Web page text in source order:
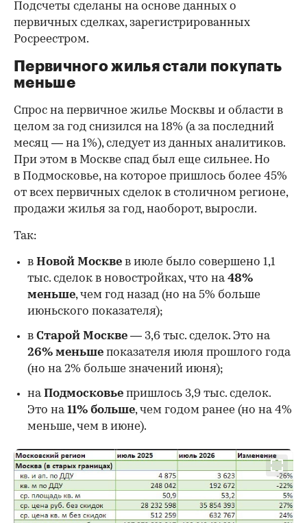
Подсчеты сделаны на основе данных о
первичных сделках, зарегистрированных
Росреестром.
Первичного жилья стали покупать
меньше
Спрос на первичное жилье Москвы и области в
целом за год снизился на 18% (а за последний
месяц — на 1%), следует из данных аналитиков.
При этом в Москве спад был еще сильнее. Но
в Подмосковье, на которое пришлось более 45%
от всех первичных сделок в столичном регионе,
продажи жилья за год, наоборот, выросли.
00:00 / 00:00
Так:
в Новой Москве в июле было совершено 1,1
тыс. сделок в новостройках, что на48%
меньше, чем год назад (но на 5% больше
июньского показателя);
в Старой Москве — 3,6 тыс. сделок. Это на
26% меньше показателя июля прошлого года
(но на 2% больше значений июня);
наПодмосковье пришлось 3,9 тыс. сделок.
Это на11% больше, чем годом ранее (но на 4%
меньше, чем в июне).